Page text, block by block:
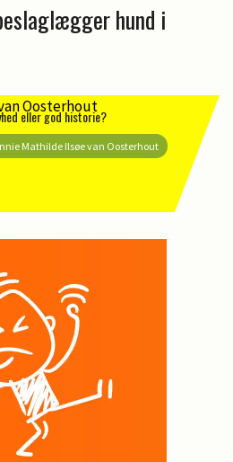
hund i
eller god historie?
Mathilde Ilsøe van Oosterhout